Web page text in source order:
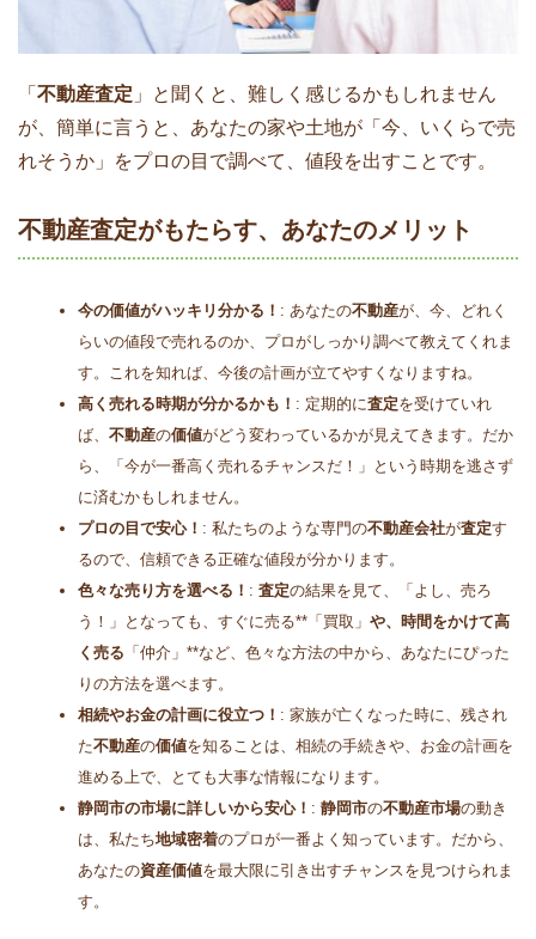
「 不動産査定 」と聞くと、難しく感じるかもしれません
が、簡単に言うと、あなたの家や土地が「今、いくらで売
れそうか」をプロの目で調べて、値段を出すことです。
不動産査定がもたらす、あなたのメリット
今の価値がハッキリ分かる！ : あなたの不動産が、今、どれく
らいの値段で売れるのか、プロがしっかり調べて教えてくれま
す。これを知れば、今後の計画が立てやすくなりますね。
高く売れる時期が分かるかも！ : 定期的に査定を受けていれ
ば、 不動産の価値がどう変わっているかが見えてきます。だか
ら、「今が一番高く売れるチャンスだ！」という時期を逃さず
に済むかもしれません。
プロの目で安心！ : 私たちのような専門の不動産会社が査定す
るので、信頼できる正確な値段が分かります。
色々な売り方を選べる！ : 査定の結果を見て、「よし、売ろ
う！」となっても、すぐに売る**「買取」 や、時間をかけて高
く売る 「仲介」**など、色々な方法の中から、あなたにぴった
りの方法を選べます。
相続やお金の計画に役立つ！ : 家族が亡くなった時に、残され
た不動産の価値を知ることは、相続の手続きや、お金の計画を
進める上で、とても大事な情報になります。
静岡市の市場に詳しいから安心！ : 静岡市の不動産市場の動き
は、私たち地域密着のプロが一番よく知っています。だから、
あなたの資産価値を最大限に引き出すチャンスを見つけられま
す。